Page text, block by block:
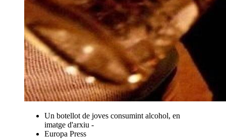
Un botellot de joves consumint alcohol, en
imatge d'arxiu -
Europa Press